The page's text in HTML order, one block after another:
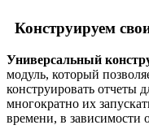
Конструируем
Универсальный
модуль, который
конструировать отчеты
многократно их
времени, в зависимости